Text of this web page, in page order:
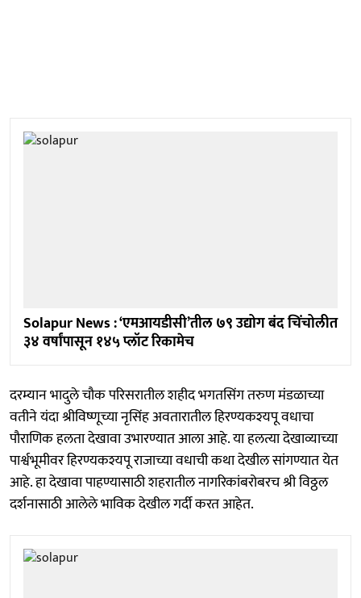
Solapur News : ‘एमआयडीसी’तील ७९ उद्योग बंद चिंचोलीत
३४ वर्षांपासून १४५ प्लॉट रिकामेच
दरम्यान भादुले चौक परिसरातील शहीद भगतसिंग तरुण मंडळाच्या
वतीने यंदा श्रीविष्णूच्या नृसिंह अवतारातील हिरण्यकश्यपू वधाचा
पौराणिक हलता देखावा उभारण्यात आला आहे. या हलत्या देखाव्याच्या
पार्श्वभूमीवर हिरण्यकश्यपू राजाच्या वधाची कथा देखील सांगण्यात येत
आहे. हा देखावा पाहण्यासाठी शहरातील नागरिकांबरोबरच श्री विठ्ठल
दर्शनासाठी आलेले भाविक देखील गर्दी करत आहेत.